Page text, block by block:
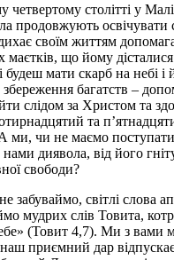
четвертому столітті у
продовжують
своїм життям
маєтків, що йому
будеш мати скарб на небі
багатств –
слідом за Христом та
та
ми, чи не маємо поступати
диявола, від його
свободи?
забуваймо, світлі
мудрих слів Товита,
(Товит 4,7). Ми з вами
наш приємний дар